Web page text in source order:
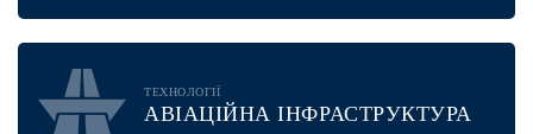
ТЕХНОЛОГІЇ
АВІАЦІЙНА ІНФРАСТРУКТУРА